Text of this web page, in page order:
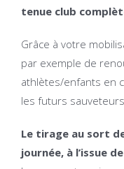
tenue club
Grâce à votre
par exemple de
athlètes/enfants en
les futurs
Le tirage au sort
journée, à l’issue